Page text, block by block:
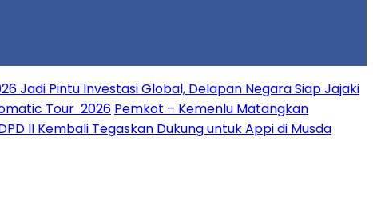
Jadi Pintu Investasi Global, Delapan Negara Siap Jajaki
Tour 2026 Pemkot – Kemenlu Matangkan
II Kembali Tegaskan Dukung untuk Appi di Musda